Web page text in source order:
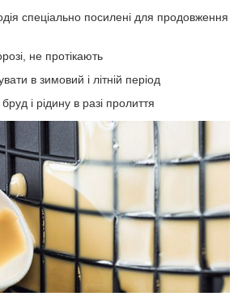
спеціально посилені для продовження
не протікають
в зимовий і літній період
і рідину в разі пролиття